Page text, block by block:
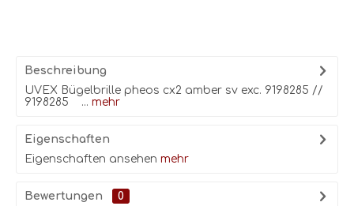
Beschreibung
UVEX Bügelbrille pheos cx2 amber sv exc. 9198285 //
9198285 ... mehr
Eigenschaften
Eigenschaften ansehen mehr
Bewertungen
0